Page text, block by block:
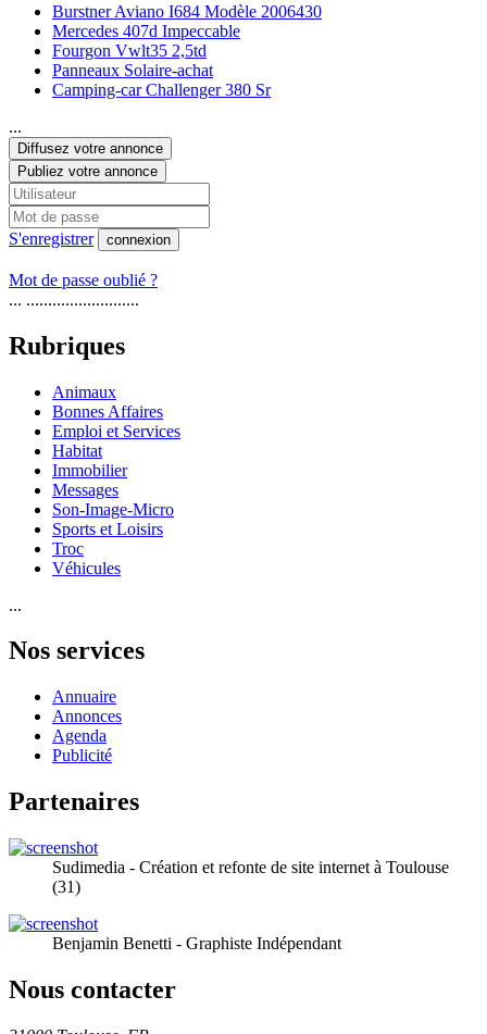
Burstner Aviano I684 Modèle 2006430
Mercedes 407d Impeccable
Fourgon Vwlt35 2,5td
Panneaux Solaire-achat
Camping-car Challenger 380 Sr
...
Diffusez votre annonce
Publiez votre annonce
S'enregistrer connexion
Mot de passe oublié ?
... ..........................
Rubriques
Animaux
Bonnes Affaires
Emploi et Services
Habitat
Immobilier
Messages
Son-Image-Micro
Sports et Loisirs
Troc
Véhicules
...
Nos services
Annuaire
Annonces
Agenda
Publicité
Partenaires
Sudimedia - Création et refonte de site internet à Toulouse
(31)
Benjamin Benetti - Graphiste Indépendant
Nous contacter